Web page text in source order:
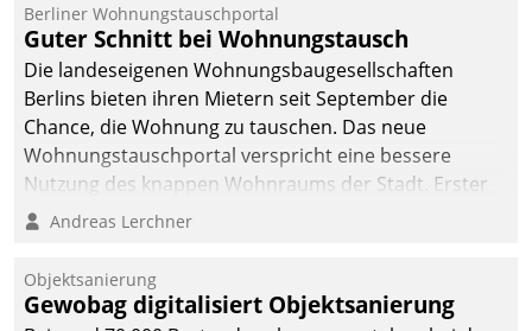
Berliner Wohnungstauschportal
Guter Schnitt bei Wohnungstausch
Die landeseigenen Wohnungsbaugesellschaften
Berlins bieten ihren Mietern seit September die
Chance, die Wohnung zu tauschen. Das neue
Wohnungstauschportal verspricht eine bessere
Nutzung des knappen Wohnraums der Stadt. Erster
Anwendungsfall für Datatrains Lösung API-Hub mit
Unternehmen.
Andreas Lerchner
Objektsanierung
Gewobag digitalisiert Objektsanierung